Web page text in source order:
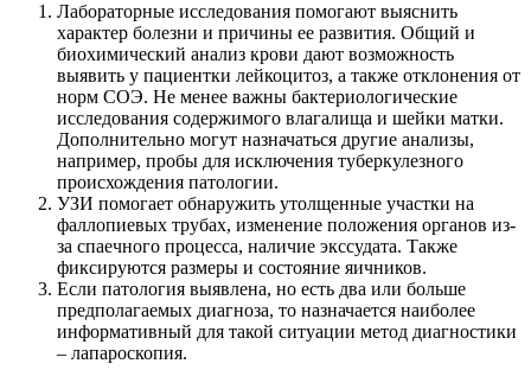
Лабораторные исследования помогают выяснить
характер болезни и причины ее развития. Общий и
биохимический анализ крови дают возможность
выявить у пациентки лейкоцитоз, а также отклонения от
норм СОЭ. Не менее важны бактериологические
исследования содержимого влагалища и шейки матки.
Дополнительно могут назначаться другие анализы,
например, пробы для исключения туберкулезного
происхождения патологии.
УЗИ помогает обнаружить утолщенные участки на
фаллопиевых трубах, изменение положения органов из-
за спаечного процесса, наличие экссудата. Также
фиксируются размеры и состояние яичников.
Если патология выявлена, но есть два или больше
предполагаемых диагноза, то назначается наиболее
информативный для такой ситуации метод диагностики
– лапароскопия.